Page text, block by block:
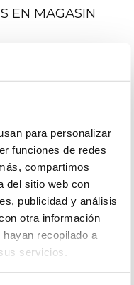
para personalizar
funciones de redes
compartimos
del sitio web con
publicidad y análisis
otra información
recopilado a
servicios.
EN MAGASIN